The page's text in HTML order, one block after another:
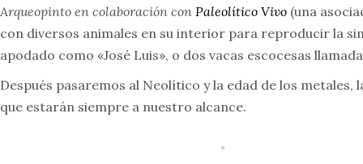
Arqueopinto en colaboración con Paleolítico Vivo (una
con diversos animales en su interior para reproducir la
apodado como «José Luis», o dos vacas escocesas
Después pasaremos al Neolítico y la edad de los
que estarán siempre a nuestro alcance.